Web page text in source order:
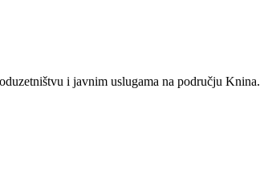
i javnim uslugama na području Knina.